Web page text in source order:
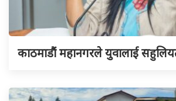
काठमाडौं महानगरले युवालाई